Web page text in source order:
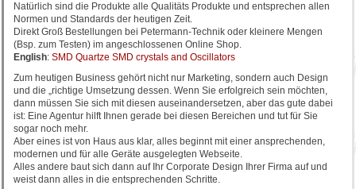
Natürlich sind die Produkte alle Qualitäts Produkte und entsprechen allen
Normen und Standards der heutigen Zeit.
Direkt Groß Bestellungen bei Petermann-Technik oder kleinere Mengen
(Bsp. zum Testen) im angeschlossenen Online Shop.
English: SMD Quartze SMD crystals and Oscillators
Zum heutigen Business gehört nicht nur Marketing, sondern auch Design
und die „richtige Umsetzung dessen. Wenn Sie erfolgreich sein möchten,
dann müssen Sie sich mit diesen auseinandersetzen, aber das gute dabei
ist: Eine Agentur hilft Ihnen gerade bei diesen Bereichen und tut für Sie
sogar noch mehr.
Aber eines ist von Haus aus klar, alles beginnt mit einer ansprechenden,
modernen und für alle Geräte ausgelegten Webseite.
Alles andere baut sich dann auf Ihr Corporate Design Ihrer Firma auf und
weist dann alles in die entsprechenden Schritte.